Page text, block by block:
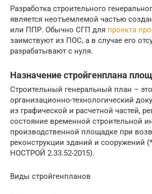
Разработка строительного
является неотъемлемой частью
или ППР. Обычно СГП для проекта
заимствуют из ПОС, а в случае его
разрабатывают с нуля.
Назначение стройгенплана
Строительный генеральный план – это
организационно-технологический
из графической и расчетной частей,
состояние временной строительной
производственной площадке при
реконструкции зданий и сооружений
НОСТРОЙ 2.33.52-2015).
Виды стройгенпланов